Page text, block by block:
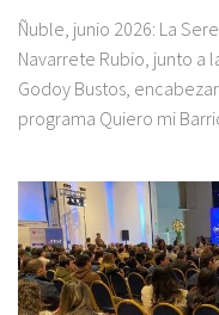
Ñuble, junio 2026: La
Navarrete Rubio, junto a
Godoy Bustos,
programa Quiero mi